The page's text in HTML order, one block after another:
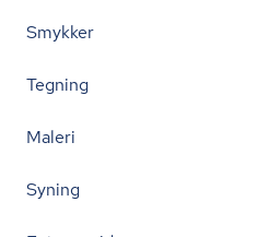
Smykker
Tegning
Maleri
Syning